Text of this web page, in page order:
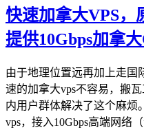
快速加拿大VPS，
提供10Gbps加拿
由于地理位置远再加上走国
速的加拿大vps不容易，搬瓦
内用户群体解决了这个麻烦
vps，接入10Gbps高端网络